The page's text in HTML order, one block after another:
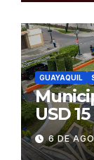
GUAYAQUIL
USD
6 DE